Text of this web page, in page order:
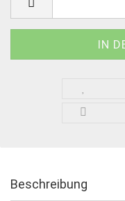
Beschreibung